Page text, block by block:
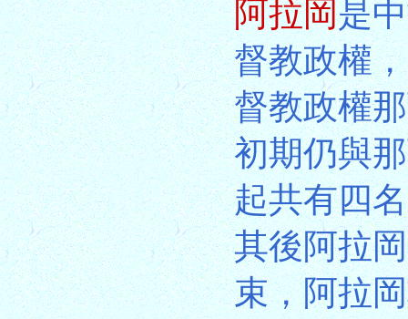
阿拉岡是
督教政權
督教政權
初期仍與
起共有四
其後阿拉
束，阿拉